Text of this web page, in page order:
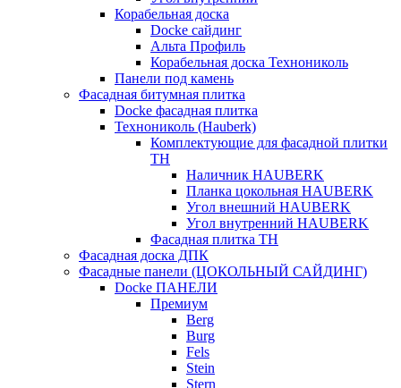
Корабельная доска
Docke сайдинг
Альта Профиль
Корабельная доска Технониколь
Панели под камень
Фасадная битумная плитка
Docke фасадная плитка
Технониколь (Hauberk)
Комплектующие для фасадной плитки
ТН
Наличник HAUBERK
Планка цокольная HAUBERK
Угол внешний HAUBERK
Угол внутренний HAUBERK
Фасадная плитка ТН
Фасадная доска ДПК
Фасадные панели (ЦОКОЛЬНЫЙ САЙДИНГ)
Docke ПАНЕЛИ
Премиум
Berg
Burg
Fels
Stein
Stern